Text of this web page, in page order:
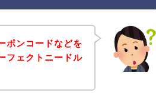
ポンコードなどを
フェクトニードル